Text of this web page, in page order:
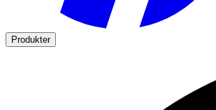
Produkter